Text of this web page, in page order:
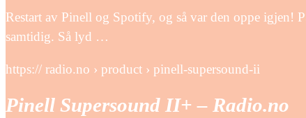
Restart av Pinell og Spotify, og så var den oppe igjen!
samtidig. Så lyd …
https:// radio.no › product › pinell-supersound-ii
Pinell Supersound II+ – Radio.no